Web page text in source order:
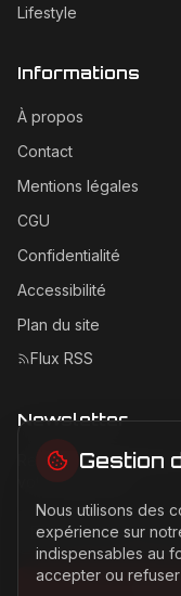
Lifestyle
Informations
À propos
Contact
Mentions légales
CGU
Confidentialité
Accessibilité
Plan du site
Flux RSS
Newsletter
Recevez les
Adresse email
Gestion
Nous utilisons des
expérience sur
indispensables au
accepter ou